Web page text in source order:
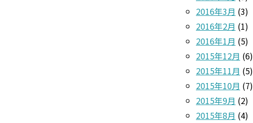
2016年3月 (3)
2016年2月 (1)
2016年1月 (5)
2015年12月 (6)
2015年11月 (5)
2015年10月 (7)
2015年9月 (2)
2015年8月 (4)